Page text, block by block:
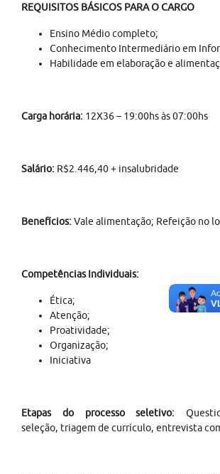
REQUISITOS BÁSICOS PARA O CARGO
Ensino Médio completo;
Conhecimento Intermediário em
Habilidade em elaboração e
Carga horária: 12X36 – 19:00hs às 07:00hs
Salário: R$2.446,40 + insalubridade
Benefícios:Vale alimentação; Refeição no
Competências Individuais:
Ética;
Atenção;
Proatividade;
Organização;
Iniciativa
Etapas do processo seletivo:
seleção, triagem de currículo, entrevista